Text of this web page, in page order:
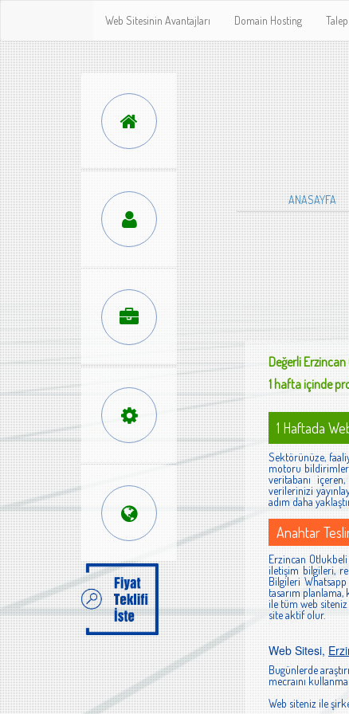
Web Sitesinin Avantajları Domain Hosting
ANASAYFA
DeğerliErzincan
1 hafta içinde
1 Haftada
Sektörünüze,
motoru bildirimleri
veritabanı
verilerinizi
adım daha
Anahtar
Erzincan
iletişim bilgileri,
Bilgileri
tasarım planlama,
ile tüm web siteniz
site aktif olur.
Web Sitesi,
Bugünlerde
mecraını
Web siteniz ile